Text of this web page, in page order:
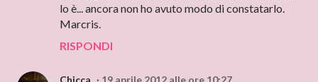
lo è... ancora non ho avuto modo di constatarlo.
Marcris.
RISPONDI
Chicca 19 aprile 2012 alle ore 10:27